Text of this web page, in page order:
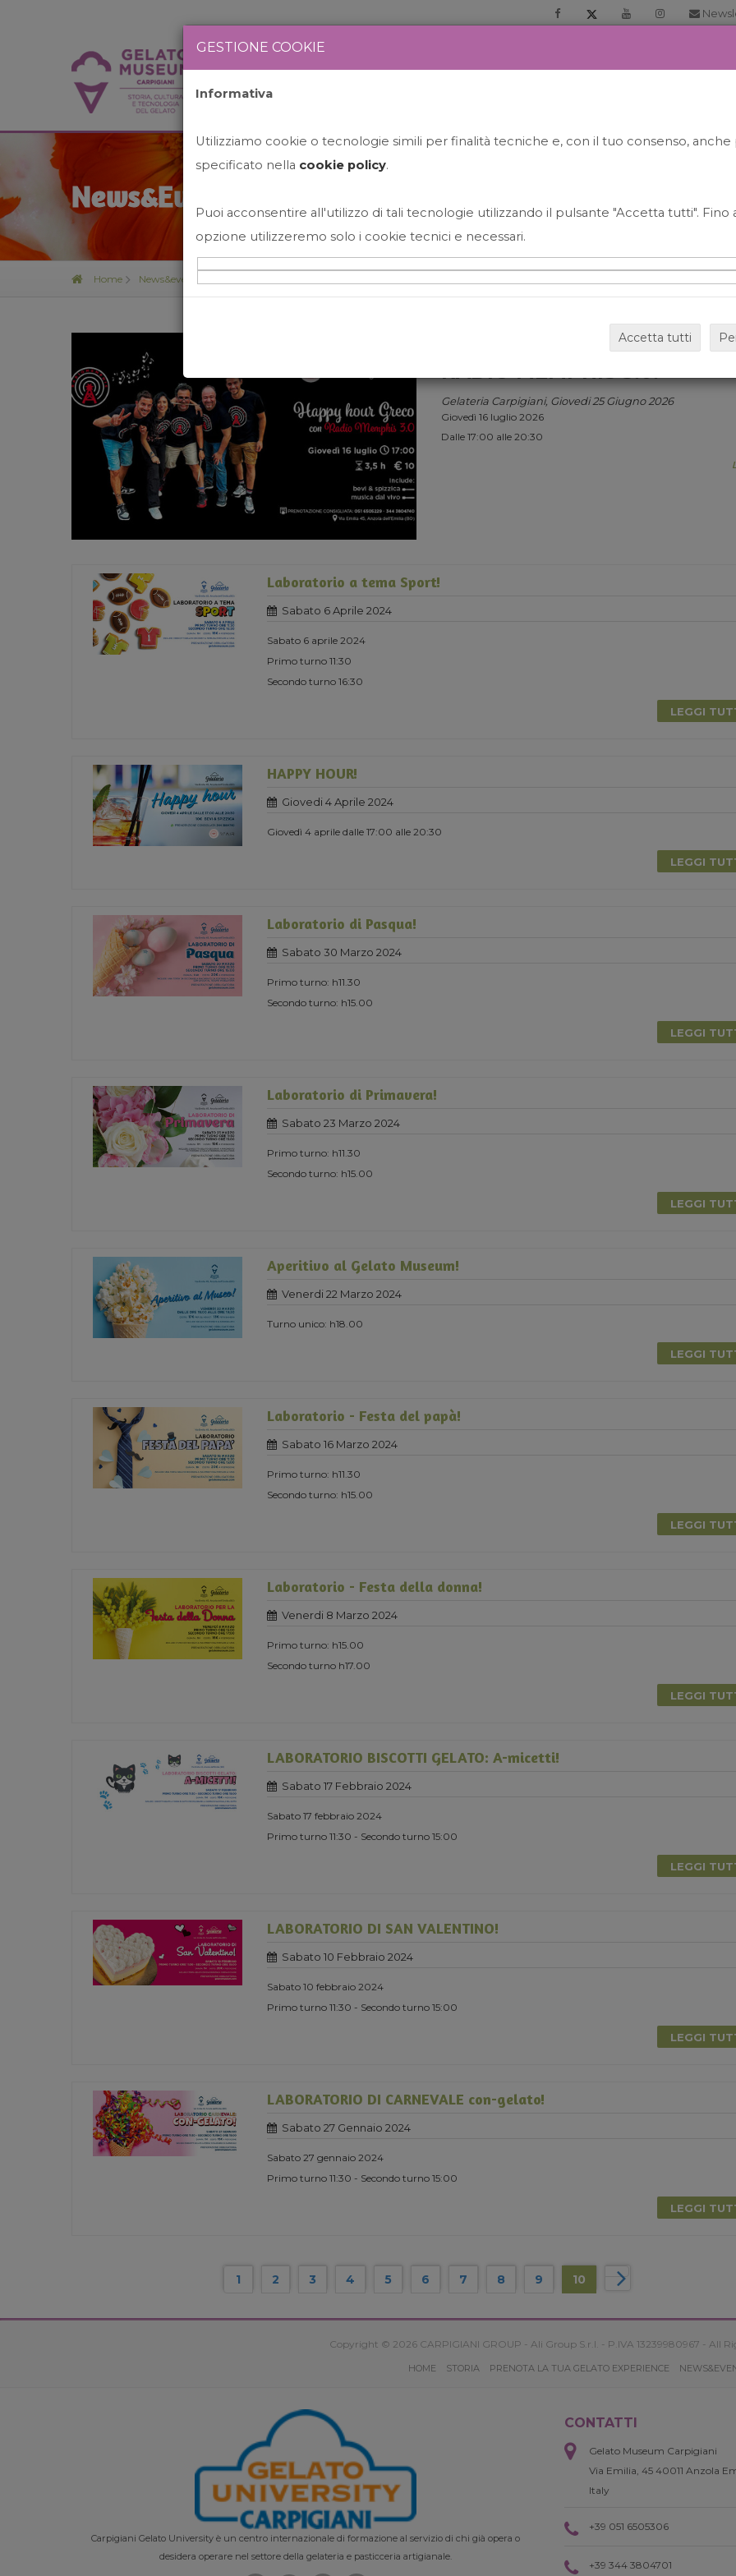
News&Events
Home News&events
HAPPY HOUR GRECO CON
RADIO MEMPHIS 3.0.
Gelateria Carpigiani, Giovedi 25 Giugno 2026
Giovedì 16 luglio 2026
Dalle 17:00 alle 20:30
Laboratorio a tema Sport!
Sabato 6 Aprile 2024
Sabato 6 aprile 2024
Primo turno 11:30
Secondo turno 16:30
LEGGI
HAPPY HOUR!
Giovedi 4 Aprile 2024
Giovedì 4 aprile dalle 17:00 alle 20:30
LEGGI
Laboratorio di Pasqua!
Sabato 30 Marzo 2024
Primo turno: h11.30
Secondo turno: h15.00
LEGGI
Laboratorio di Primavera!
Sabato 23 Marzo 2024
Primo turno: h11.30
Secondo turno: h15.00
LEGGI
Aperitivo al Gelato Museum!
Venerdi 22 Marzo 2024
Turno unico: h18.00
LEGGI
Laboratorio - Festa del papà!
Sabato 16 Marzo 2024
Primo turno: h11.30
Secondo turno: h15.00
LEGGI
Laboratorio - Festa della donna!
Venerdi 8 Marzo 2024
Primo turno: h15.00
Secondo turno h17.00
LEGGI
LABORATORIO BISCOTTI GELATO: A-micetti!
Sabato 17 Febbraio 2024
Sabato 17 febbraio 2024
Primo turno 11:30 - Secondo turno 15:00
LEGGI
LABORATORIO DI SAN VALENTINO!
Sabato 10 Febbraio 2024
Sabato 10 febbraio 2024
Primo turno 11:30 - Secondo turno 15:00
LEGGI
LABORATORIO DI CARNEVALE con-gelato!
Sabato 27 Gennaio 2024
Sabato 27 gennaio 2024
Primo turno 11:30 - Secondo turno 15:00
LEGGI
1 2 3 4 5 6 7 8 9 10
Copyright © 2026 CARPIGIANI GROUP - Ali Group S.r.l. - P.IVA 13239980967 - All
HOME STORIA PRENOTA LA TUA GELATO EXPERIENCE
Carpigiani Gelato University è un centro internazionale di formazione al servizio di chi già opera o
desidera operare nel settore della gelateria e pasticceria artigianale.
CONTATTI
Gelato Museum Carpigiani
Via Emilia, 45 40011 Anzola
Italy
+39 051 6505306
+39 344 3804701
GESTIONE COOKIE
Informativa
Utilizziamo cookie o tecnologie simili per finalità tecniche e, con il tuo consenso,
specificato nella cookie policy.
Puoi acconsentire all'utilizzo di tali tecnologie utilizzando il pulsante "Accetta tutti". Fino
opzione utilizzeremo solo i cookie tecnici e necessari.
Accetta tutti